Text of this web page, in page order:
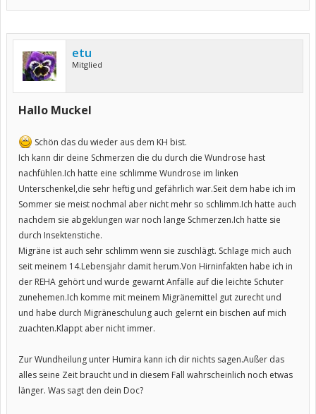
etu
Mitglied
Hallo Muckel
Schön das du wieder aus dem KH bist.
Ich kann dir deine Schmerzen die du durch die Wundrose hast
nachfühlen.Ich hatte eine schlimme Wundrose im linken
Unterschenkel,die sehr heftig und gefährlich war.Seit dem habe ich im
Sommer sie meist nochmal aber nicht mehr so schlimm.Ich hatte auch
nachdem sie abgeklungen war noch lange Schmerzen.Ich hatte sie
durch Insektenstiche.
Migräne ist auch sehr schlimm wenn sie zuschlägt. Schlage mich auch
seit meinem 14.Lebensjahr damit herum.Von Hirninfakten habe ich in
der REHA gehört und wurde gewarnt Anfälle auf die leichte Schuter
zunehemen.Ich komme mit meinem Migränemittel gut zurecht und
und habe durch Migräneschulung auch gelernt ein bischen auf mich
zuachten.Klappt aber nicht immer.
Zur Wundheilung unter Humira kann ich dir nichts sagen.Außer das
alles seine Zeit braucht und in diesem Fall wahrscheinlich noch etwas
länger. Was sagt den dein Doc?